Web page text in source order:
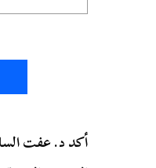
أكد د. عفت